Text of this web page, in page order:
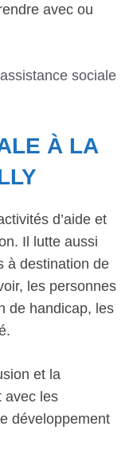
avec ou
assistance sociale
À LA
d’aide et
Il lutte aussi
à destination de
les personnes
de handicap, les
et la
avec les
développement